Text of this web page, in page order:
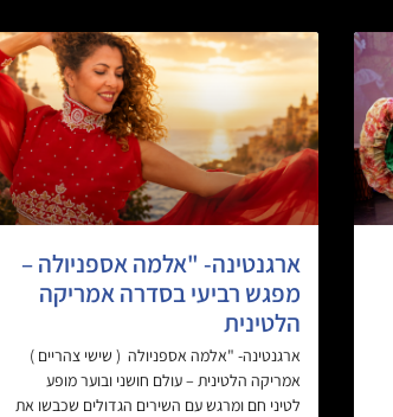
ארגנטינה- "אלמה אספניולה –
מפגש רביעי בסדרה אמריקה
הלטינית
ארגנטינה- "אלמה אספניולה ( שישי צהריים )
אמריקה הלטינית – עולם חושני ובוער מופע
לטיני חם ומרגש עם השירים הגדולים שכבשו את